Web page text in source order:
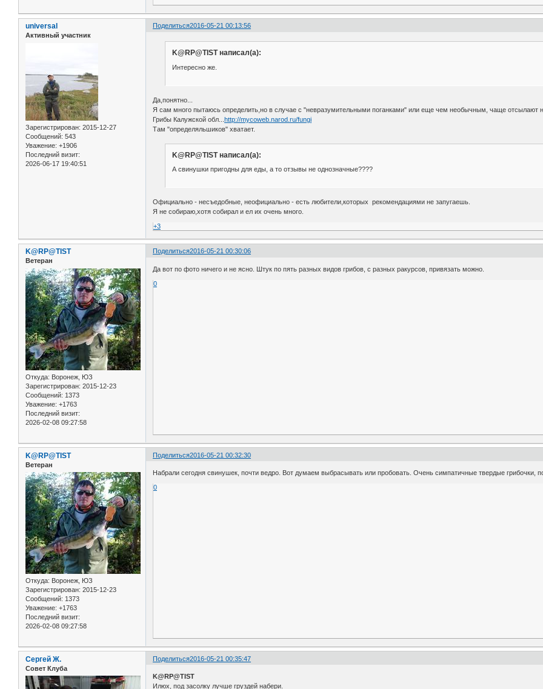
Поделиться2016-05-21 00:13:56
universal
Активный участник
Зарегистрирован: 2015-12-27
Сообщений: 543
Уважение: +1906
Последний визит:
2026-06-17 19:40:51
K@RP@TIST написал(а):
Интересно же.
Да,понятно...
Я сам много пытаюсь определить,но в случае с "невразумительными поганками" или еще чем необычным, чаще отсылают
Грибы Калужской обл...http://mycoweb.narod.ru/fungi
Там "определяльшиков" хватает.
K@RP@TIST написал(а):
А свинушки пригодны для еды, а то отзывы не однозначные????
Официально - несъедобные, неофициально - есть любители,которых рекомендациями не запугаешь.
Я не собираю,хотя собирал и ел их очень много.
+3
Поделиться2016-05-21 00:30:06
K@RP@TIST
Ветеран
Откуда: Воронеж, ЮЗ
Зарегистрирован: 2015-12-23
Сообщений: 1373
Уважение: +1763
Последний визит:
2026-02-08 09:27:58
Да вот по фото ничего и не ясно. Штук по пять разных видов грибов, с разных ракурсов, привязать можно.
0
Поделиться2016-05-21 00:32:30
K@RP@TIST
Ветеран
Откуда: Воронеж, ЮЗ
Зарегистрирован: 2015-12-23
Сообщений: 1373
Уважение: +1763
Последний визит:
2026-02-08 09:27:58
Набрали сегодня свинушек, почти ведро. Вот думаем выбрасывать или пробовать. Очень симпатичные твердые грибочки,
0
Поделиться2016-05-21 00:35:47
Сергей Ж.
Совет Клуба
K@RP@TIST
Илюх, под засолку лучше груздей набери.